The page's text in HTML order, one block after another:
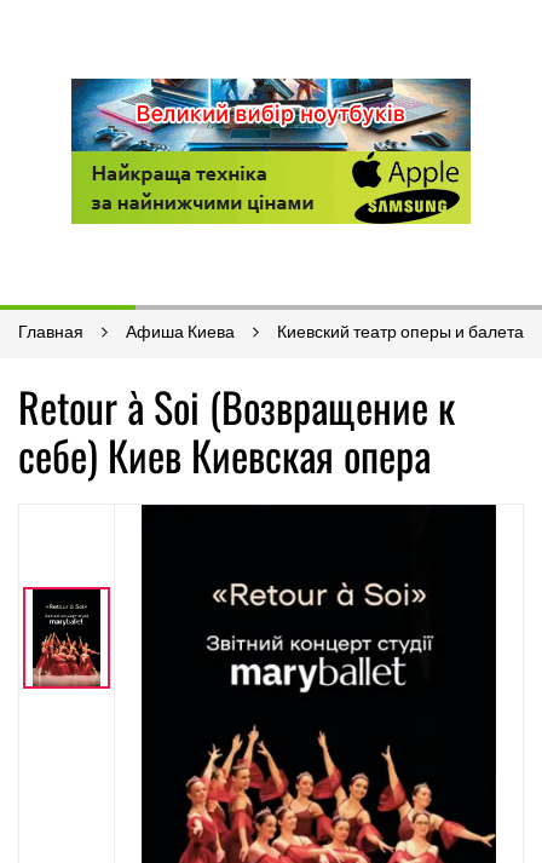
Главная Афиша Киева Киевский театр оперы и балета
Retour à Soi (Возвращение к
себе) Киев Киевская опера